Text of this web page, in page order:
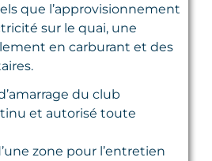
que l’approvisionnement
sur le quai, une
en carburant et des
du club
et autorisé toute
zone pour l’entretien